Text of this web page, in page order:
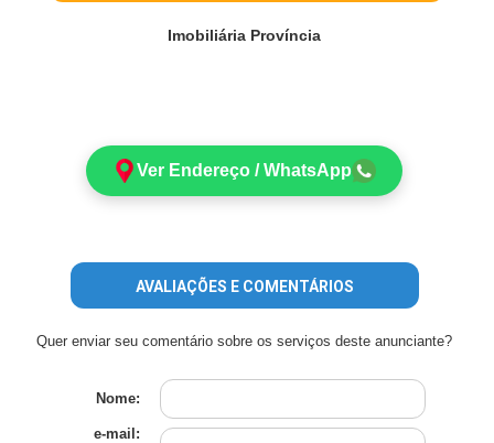
Imobiliária Província
Ver Endereço / WhatsApp
AVALIAÇÕES E COMENTÁRIOS
Quer enviar seu comentário sobre os serviços deste anunciante?
Nome:
e-mail: